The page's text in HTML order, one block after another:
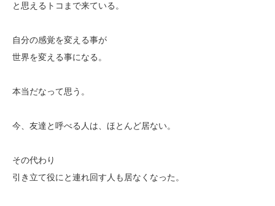
と思えるトコまで来ている。
自分の感覚を変える事が
世界を変える事になる。
本当だなって思う。
今、友達と呼べる人は、ほとんど居ない。
その代わり
引き立て役にと連れ回す人も居なくなった。